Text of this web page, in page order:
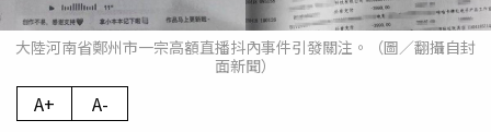
大陸河南省鄭州市一宗高額直播抖內事件引發關注。（圖／翻攝自封
面新聞）
A+ A-